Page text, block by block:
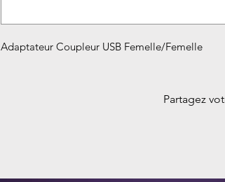
Adaptateur Coupleur USB Femelle/Femelle
Partagez